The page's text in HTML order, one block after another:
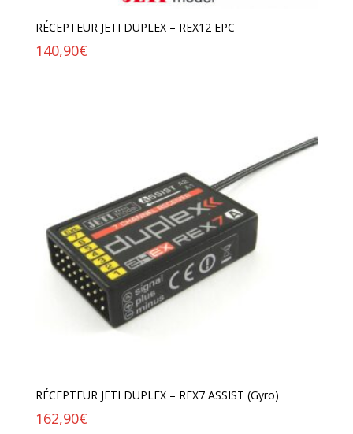
RÉCEPTEUR JETI DUPLEX – REX12 EPC
140,90€
RÉCEPTEUR JETI DUPLEX – REX7 ASSIST (Gyro)
162,90€